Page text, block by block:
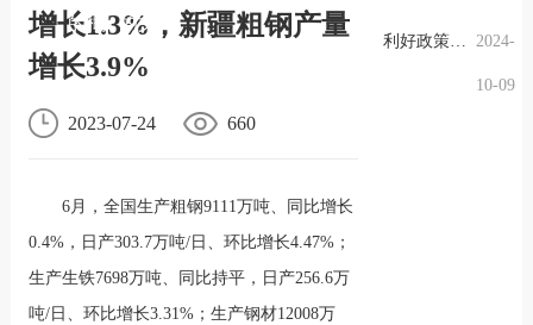
的概 的文
增长1.3%，新疆粗钢产量
增长3.9%
2023-07-24 660
6月，全国生产粗钢9111万吨、同比增长
0.4%，日产303.7万吨/日、环比增长4.47%；
生产生铁7698万吨、同比持平，日产256.6万
吨/日、环比增长3.31%；生产钢材12008万
利好政策提振钢市信心，四季度行业需求或小幅上升 2024-
10-09